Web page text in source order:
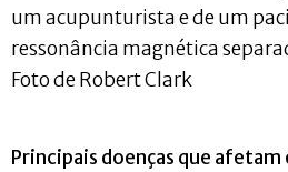
um acupunturista e de um
ressonância magnética
Foto de Robert Clark
Principais doenças que afetam